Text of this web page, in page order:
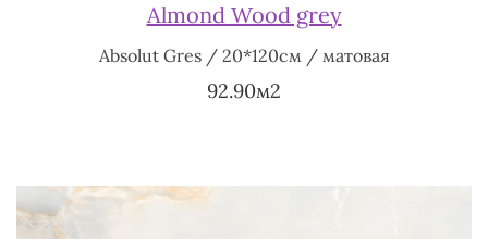
Almond Wood grey
Absolut Gres / 20*120см / матовая
92.90м2